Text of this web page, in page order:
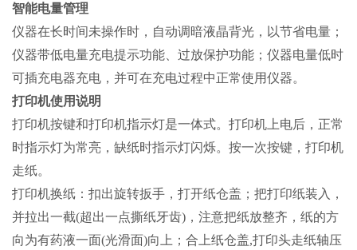
智能电量管理
仪器在长时间未操作时，自动调暗液晶背光，以节省电量；
仪器带低电量充电提示功能、过放保护功能；仪器电量低时
可插充电器充电，并可在充电过程中正常使用仪器。
打印机使用说明
打印机按键和打印机指示灯是一体式。打印机上电后，正常
时指示灯为常亮，缺纸时指示灯闪烁。按一次按键，打印机
走纸。
打印机换纸：扣出旋转扳手，打开纸仓盖；把打印纸装入，
并拉出一截(超出一点撕纸牙齿)，注意把纸放整齐，纸的方
向为有药液一面(光滑面)向上；合上纸仓盖,打印头走纸轴压